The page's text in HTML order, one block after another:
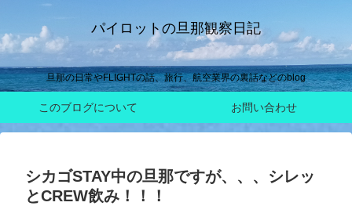
パイロットの旦那観察日記
旦那の日常やFLIGHTの話、旅行、航空業界の裏話などのblog
このブログについて お問い合わせ
シカゴSTAY中の旦那ですが、、、シレッ
とCREW飲み！！！